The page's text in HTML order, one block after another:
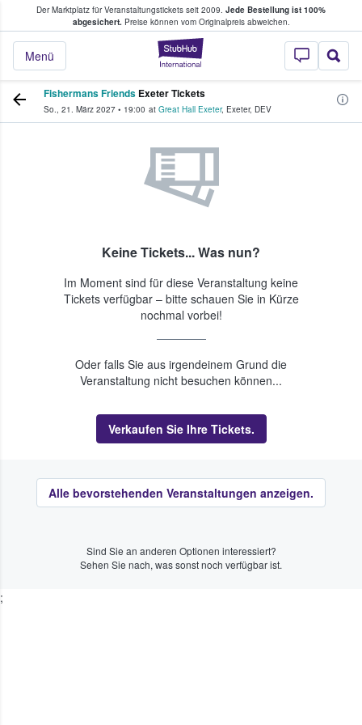
Der Marktplatz für Veranstaltungstickets seit 2009. Jede Bestellung ist 100%
abgesichert.Preise können vom Originalpreis abweichen.
StubHub - Wo
Menü
Tickets kaufen & verkaufen
Fishermans Friends Exeter Tickets
So., 21. März 2027 • 19:00 at Great Hall Exeter, Exeter, DEV
Keine Tickets... Was nun?
Im Moment sind für diese Veranstaltung keine
Tickets verfügbar – bitte schauen Sie in Kürze
nochmal vorbei!
Oder falls Sie aus irgendeinem Grund die
Veranstaltung nicht besuchen können...
Verkaufen Sie Ihre Tickets.
Alle bevorstehenden Veranstaltungen anzeigen.
Sind Sie an anderen Optionen interessiert?
Sehen Sie nach, was sonst noch verfügbar ist.
;